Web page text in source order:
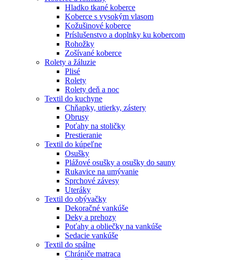
Hladko tkané koberce
Koberce s vysokým vlasom
Kožušinové koberce
Príslušenstvo a doplnky ku kobercom
Rohožky
Zošívané koberce
Rolety a žáluzie
Plisé
Rolety
Rolety deň a noc
Textil do kuchyne
Chňapky, utierky, zástery
Obrusy
Poťahy na stoličky
Prestieranie
Textil do kúpeľne
Osušky
Plážové osušky a osušky do sauny
Rukavice na umývanie
Sprchové závesy
Uteráky
Textil do obývačky
Dekoračné vankúše
Deky a prehozy
Poťahy a obliečky na vankúše
Sedacie vankúše
Textil do spálne
Chrániče matraca